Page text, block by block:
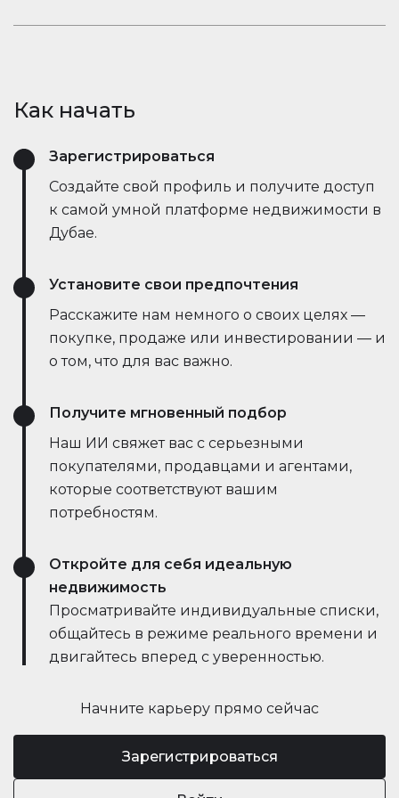
делая сделки быстрее и эффективнее, чем
приложениями. Задавайте вопросы, делитесь
режиме реального времени — всё в одном
месте.
Как начать
Начните карьеру прямо сейчас
Зарегистрироваться
Зарегистрироваться
Создайте свой профиль и получите доступ
к самой умной платформе недвижимости в
Дубае.
Установите свои предпочтения
Расскажите нам немного о своих целях —
покупке, продаже или инвестировании — и
о том, что для вас важно.
Получите мгновенный подбор
Наш ИИ свяжет вас с серьезными
покупателями, продавцами и агентами,
которые соответствуют вашим
потребностям.
Откройте для себя идеальную
недвижимость
Просматривайте индивидуальные списки,
общайтесь в режиме реального времени и
двигайтесь вперед с уверенностью.